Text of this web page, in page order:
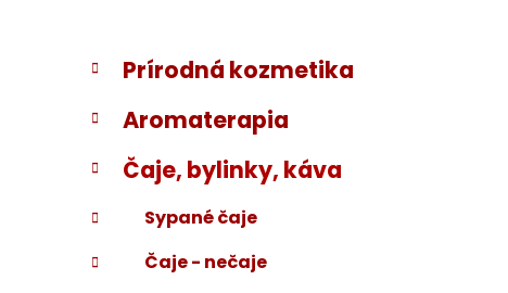
B
č
ý
a
n
Preskočiť
kategórie
K
a
t
e
ó
i
Prírodná kozmetika
Aromaterapia
Čaje, bylinky, káva
Sypané čaje
Čaje - nečaje